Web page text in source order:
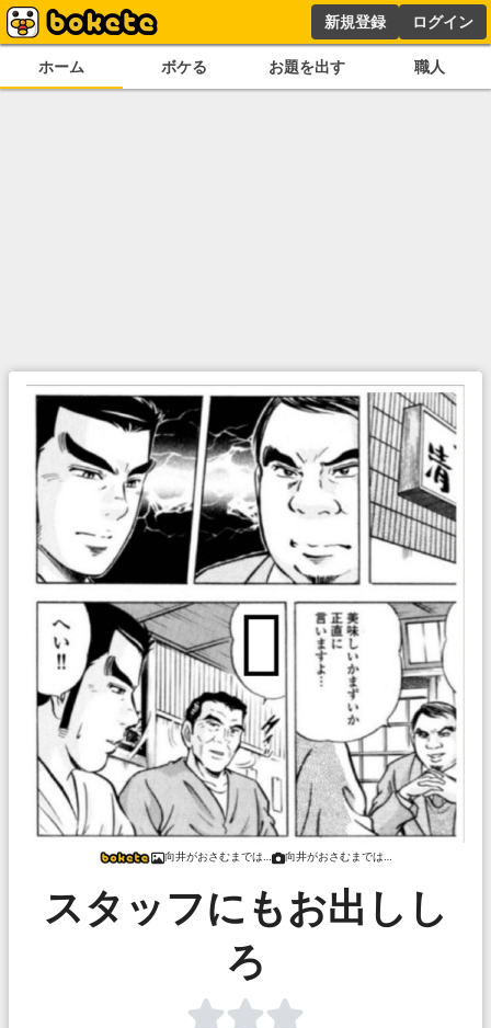
新規登録 ログイン
ホーム ボケる お題を出す 職人
向井がおさむまでは… 向井がおさむまでは…
スタッフにもお出しし
ろ